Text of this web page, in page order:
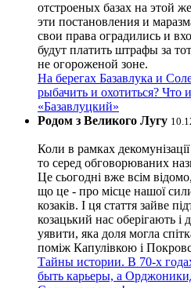
отстроеных базах на этой
эти постановления и
свои права оградились и
будут платить штрафы за
не огороженой зоне.
На берегах Базавлука и
рыбачить и охотиться? Что
«Базавлуцкий»
Родом з Великого Лугу
Коли в рамках
то серед обговорюваних
Це сьогодні вже всім
що це - про місце нашої
козаків. І ця стаття зайве
козацький нас оберігають і
уявити, яка доля могла
поміж Капулівкою і
Тайны истории. В 70-х
быть карьеры, а